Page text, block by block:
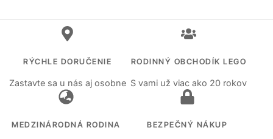
RÝCHLE DORUČENIE
Zastavte sa u nás aj osobne
RODINNÝ OBCHODÍK LEGO
S vami už viac ako 20 rokov
MEDZINÁRODNÁ RODINA BEZPEČNÝ NÁKUP